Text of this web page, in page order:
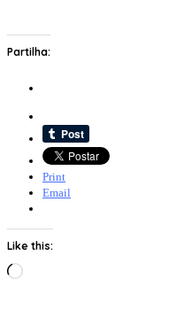
Partilha:
Print
Email
Like this:
Loading…